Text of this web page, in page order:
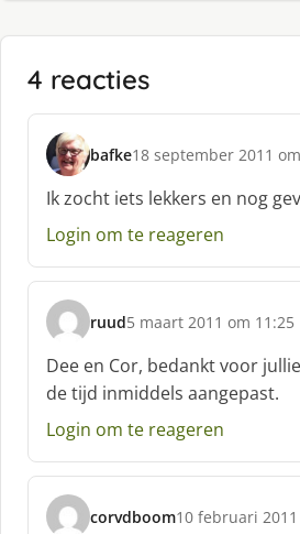
4 reacties
bafke
s
c
h
r
e
f
:
18 september 2011
Ik zocht iets lekkers en nog
Login om te reageren
ruud
s
c
h
r
e
f
5 maart 2011 om 11:25
Dee en Cor, bedankt voor
de tijd inmiddels aangepast.
Login om te reageren
corvdboom
s
10 februari